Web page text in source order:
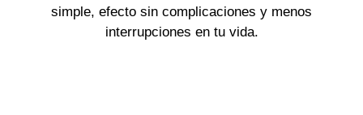
simple, efecto sin complicaciones y menos
interrupciones en tu vida.